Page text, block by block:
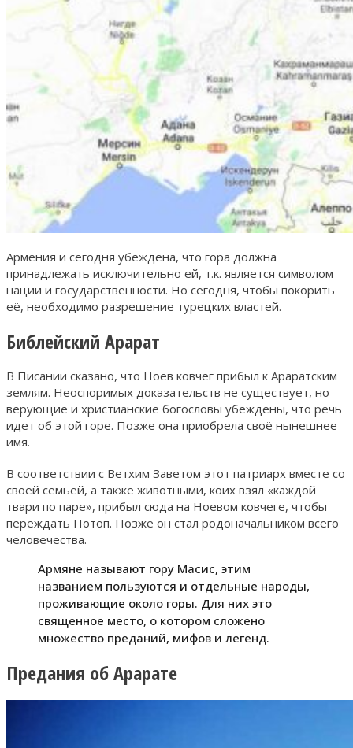
Армения и сегодня убеждена, что гора должна
принадлежать исключительно ей, т.к. является символом
нации и государственности. Но сегодня, чтобы покорить
её, необходимо разрешение турецких властей.
Библейский Арарат
В Писании сказано, что Ноев ковчег прибыл к Араратским
землям. Неоспоримых доказательств не существует, но
верующие и христианские богословы убеждены, что речь
идет об этой горе. Позже она приобрела своё нынешнее
имя.
В соответствии с Ветхим Заветом этот патриарх вместе со
своей семьей, а также животными, коих взял «каждой
твари по паре», прибыл сюда на Ноевом ковчеге, чтобы
переждать Потоп. Позже он стал родоначальником всего
человечества.
Армяне называют гору Масис, этим
названием пользуются и отдельные народы,
проживающие около горы. Для них это
священное место, о котором сложено
множество преданий, мифов и легенд.
Предания об Арарате